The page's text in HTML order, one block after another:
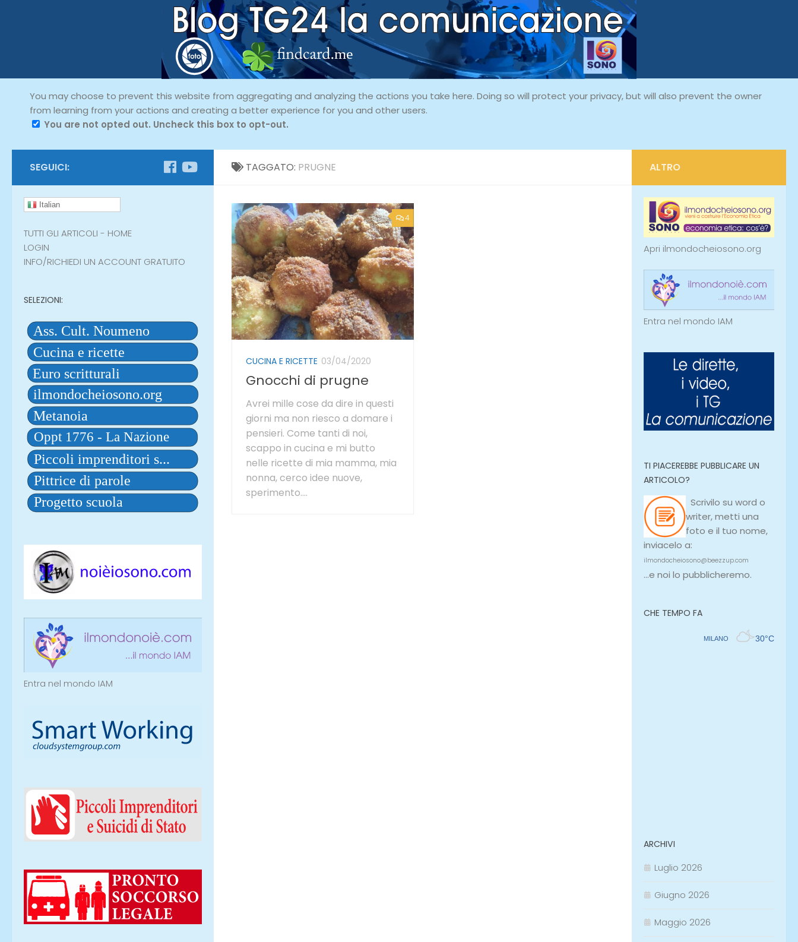
You may choose to prevent this website from aggregating and analyzing the actions you take here. Doing so will protect your privacy, but will also prevent the owner
from learning from your actions and creating a better experience for you and other users.
You are not opted out. Uncheck this box to opt-out.
TAGGATO: PRUGNE
4
CUCINA E RICETTE 03/04/2020
Gnocchi di prugne
Avrei mille cose da dire in questi
giorni ma non riesco a domare i
pensieri. Come tanti di noi,
scappo in cucina e mi butto
nelle ricette di mia mamma, mia
nonna, cerco idee nuove,
sperimento....
SEGUICI:
Italian
TUTTI GLI ARTICOLI - HOME
LOGIN
INFO/RICHIEDI UN ACCOUNT GRATUITO
SELEZIONI:
Entra nel mondo IAM
ALTRO
Apri ilmondocheiosono.org
Entra nel mondo IAM
TI PIACEREBBE PUBBLICARE UN
ARTICOLO?
Scrivilo su word o
writer, metti una
foto e il tuo nome,
inviacelo a:
ilmondocheiosono@beezzup.com
...e noi lo pubblicheremo.
CHE TEMPO FA
ARCHIVI
Luglio 2026
Giugno 2026
Maggio 2026